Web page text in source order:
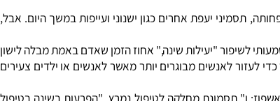
והפרעות במערכת עצבים מרכזיות. מלטונין מופיע גם לקצר
תסמיני יעפת אחרים כגון ישנוני ועייפות במשך היום. אבל,
על פי מחקר אחד. מלטונין אינו מופיע באופן משמעותי לשיפור "יעילות שינה," אחוז הזמן שאדם באמת מבלה לישון